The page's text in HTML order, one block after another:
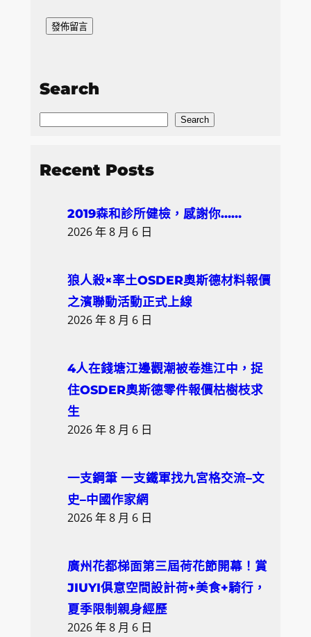
Search
S
a
Search
Recent Posts
2019森和診所健檢，感謝你……
2026 年 8 月 6 日
狼人殺×率土OSDER奧斯德材料報價
之濱聯動活動正式上線
2026 年 8 月 6 日
4人在錢塘江邊觀潮被卷進江中，捉
住OSDER奧斯德零件報價枯樹枝求
生
2026 年 8 月 6 日
一支鋼筆 一支鐵軍找九宮格交流–文
史–中國作家網
2026 年 8 月 6 日
廣州花都梯面第三屆荷花節開幕！賞
JIUYI俱意空間設計荷+美食+騎行，
夏季限制親身經歷
2026 年 8 月 6 日